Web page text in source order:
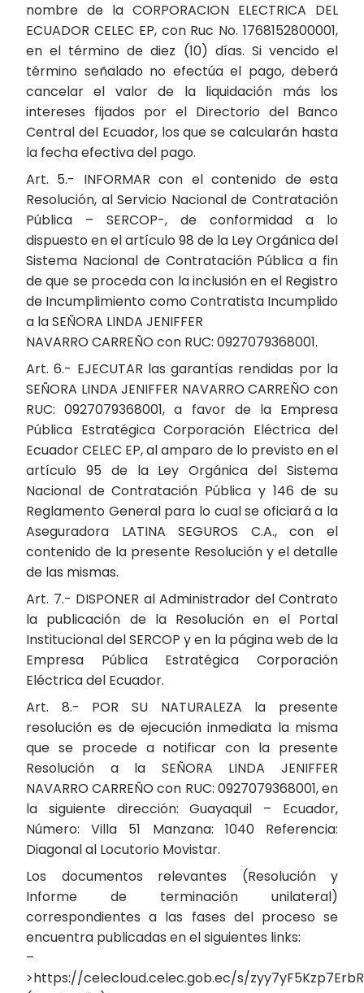
nombre de la CORPORACION ELECTRICA DEL
ECUADOR CELEC EP, con Ruc No. 1768152800001,
en el término de diez (10) días. Si vencido el
término señalado no efectúa el pago, deberá
cancelar el valor de la liquidación más los
intereses fijados por el Directorio del Banco
Central del Ecuador, los que se calcularán hasta
la fecha efectiva del pago.
Art. 5.- INFORMAR con el contenido de esta
Resolución, al Servicio Nacional de Contratación
Pública – SERCOP-, de conformidad a lo
dispuesto en el artículo 98 de la Ley Orgánica del
Sistema Nacional de Contratación Pública a fin
de que se proceda con la inclusión en el Registro
de Incumplimiento como Contratista Incumplido
a la SEÑORA LINDA JENIFFER
NAVARRO CARREÑO con RUC: 0927079368001.
Art. 6.- EJECUTAR las garantías rendidas por la
SEÑORA LINDA JENIFFER NAVARRO CARREÑO con
RUC: 0927079368001, a favor de la Empresa
Pública Estratégica Corporación Eléctrica del
Ecuador CELEC EP, al amparo de lo previsto en el
artículo 95 de la Ley Orgánica del Sistema
Nacional de Contratación Pública y 146 de su
Reglamento General para lo cual se oficiará a la
Aseguradora LATINA SEGUROS C.A., con el
contenido de la presente Resolución y el detalle
de las mismas.
Art. 7.- DISPONER al Administrador del Contrato
la publicación de la Resolución en el Portal
Institucional del SERCOP y en la página web de la
Empresa Pública Estratégica Corporación
Eléctrica del Ecuador.
Art. 8.- POR SU NATURALEZA la presente
resolución es de ejecución inmediata la misma
que se procede a notificar con la presente
Resolución a la SEÑORA LINDA JENIFFER
NAVARRO CARREÑO con RUC: 0927079368001, en
la siguiente dirección: Guayaquil – Ecuador,
Número: Villa 51 Manzana: 1040 Referencia:
Diagonal al Locutorio Movistar.
Los documentos relevantes (Resolución y
Informe de terminación unilateral)
correspondientes a las fases del proceso se
encuentra publicadas en el siguientes links:
–
>https://celecloud.celec.gob.ec/s/zyy7yF5Kzp7ErbR